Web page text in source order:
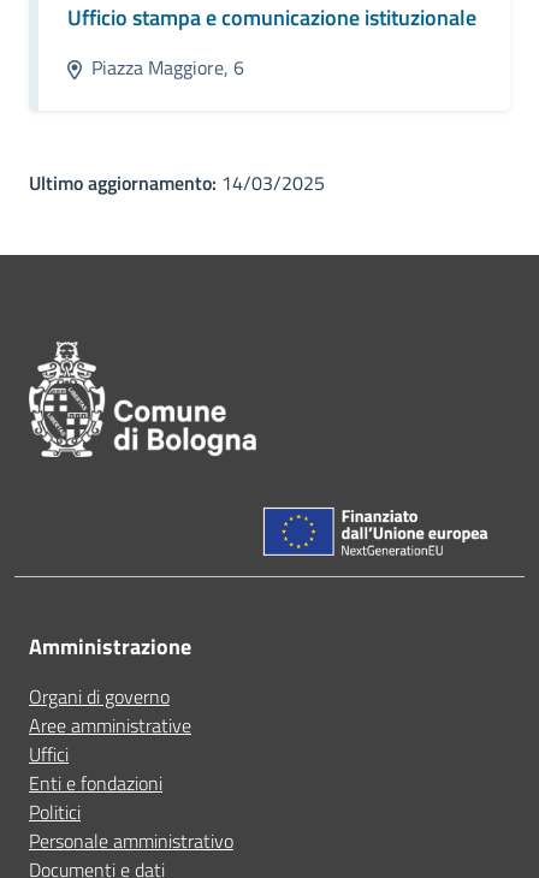
Ufficio stampa e comunicazione istituzionale
Piazza Maggiore, 6
Ultimo aggiornamento: 14/03/2025
Amministrazione
Organi di governo
Aree amministrative
Uffici
Enti e fondazioni
Politici
Personale amministrativo
Documenti e dati